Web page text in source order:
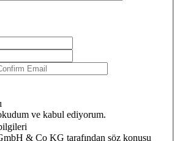
ve kabul ediyorum.
& Co KG tarafından söz konusu